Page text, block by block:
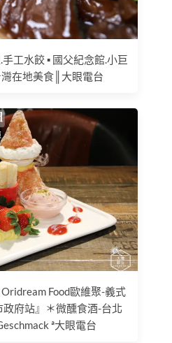
工水餃 ▪ 國父紀念館.小巨
在地美食║大眼電台
Food歐維聚-義式
府站』＊微醺食酒-台北
ª大眼電台